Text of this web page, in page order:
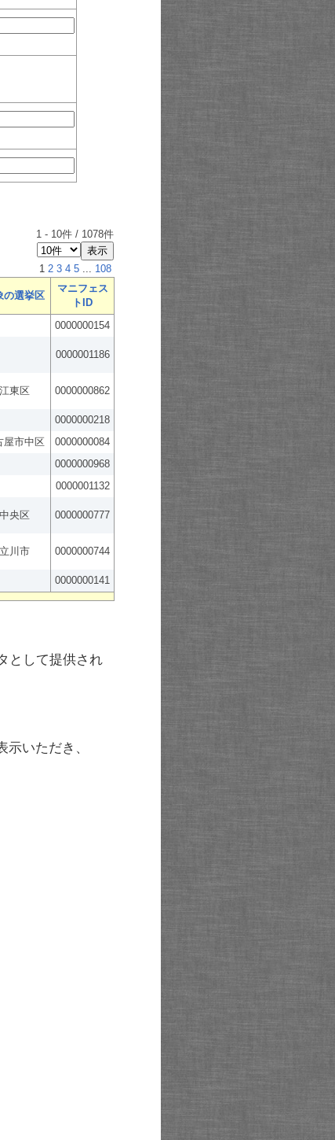
1 - 10件 / 1078件
1 2 3 4 5 ... 108
の選挙区
マニフェス
トID
0000000154
0000001186
江東区 0000000862
0000000218
屋市中区
0000000084
0000000968
0000001132
中央区 0000000777
立川市 0000000744
0000000141
として提供され
いただき、